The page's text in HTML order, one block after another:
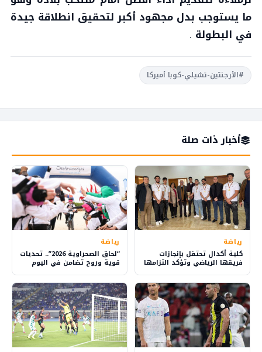
ما يستوجب بدل مجهود أكبر لتحقيق انطلاقة جيدة
في البطولة .
#الأرجنتين-تشيلي-كوبا أميركا
أخبار ذات صلة
رياضة
كلية أكدال تحتفل بإنجازات
فريقها الرياضي وتؤكد التزامها
بالتميز الطلابي والبحث العلمي
رياضة
“لحاق الصحراوية 2026”.. تحديات
قوية وروح تضامن في اليوم
الثالث بالداخلة